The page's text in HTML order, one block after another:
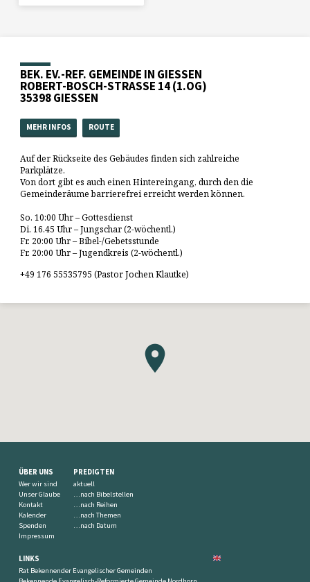
BEK. EV.-REF. GEMEINDE IN GIESSEN
ROBERT-BOSCH-STRASSE 14 (1.OG)
35398 GIESSEN
MEHR INFOS ROUTE
Auf der Rückseite des Gebäudes finden sich zahlreiche
Parkplätze.
Von dort gibt es auch einen Hintereingang, durch den die
Gemeinderäume barrierefrei erreicht werden können.
So. 10:00 Uhr – Gottesdienst
Di. 16.45 Uhr – Jungschar (2-wöchentl.)
Fr. 20:00 Uhr – Bibel-/Gebetsstunde
Fr. 20:00 Uhr – Jugendkreis (2-wöchentl.)
+49 176 55535795 (Pastor Jochen Klautke)
ÜBER UNS
Wer wir sind
Unser Glaube
Kontakt
Kalender
Spenden
Impressum
PREDIGTEN
aktuell
…nach Bibelstellen
…nach Reihen
…nach Themen
…nach Datum
LINKS
Rat Bekennender Evangelischer Gemeinden